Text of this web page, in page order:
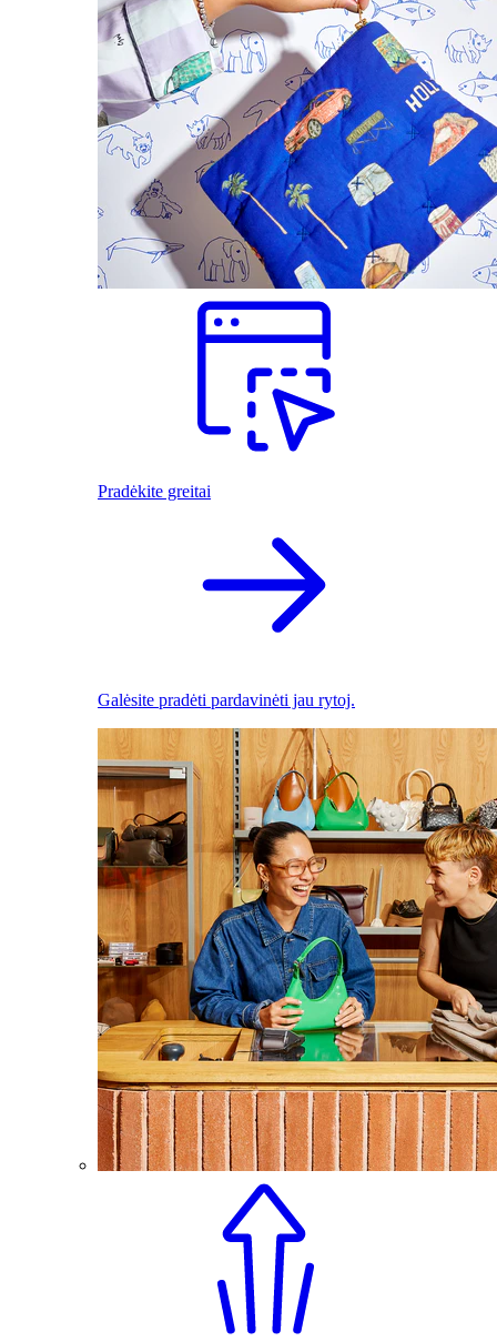
Pradėkite greitai
Galėsite pradėti pardavinėti jau rytoj.